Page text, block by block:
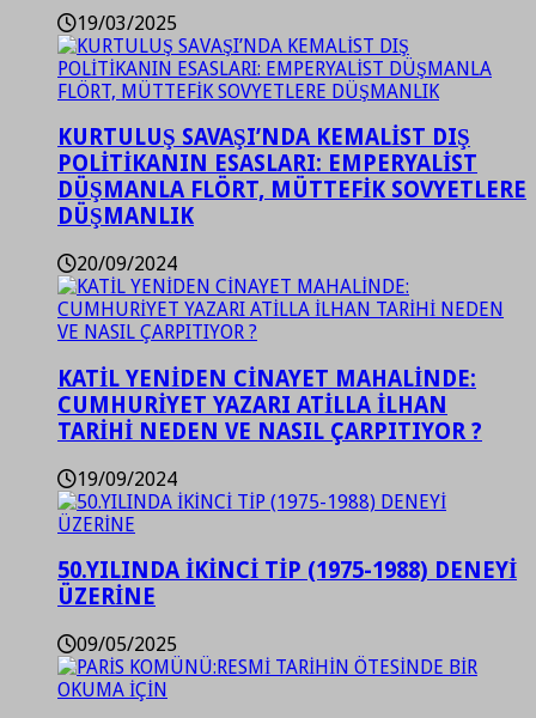
19/03/2025
KURTULUŞ SAVAŞI’NDA KEMALİST DIŞ
POLİTİKANIN ESASLARI: EMPERYALİST
DÜŞMANLA FLÖRT, MÜTTEFİK SOVYETLERE
DÜŞMANLIK
20/09/2024
KATİL YENİDEN CİNAYET MAHALİNDE:
CUMHURİYET YAZARI ATİLLA İLHAN
TARİHİ NEDEN VE NASIL ÇARPITIYOR ?
19/09/2024
50.YILINDA İKİNCİ TİP (1975-1988) DENEYİ
ÜZERİNE
09/05/2025